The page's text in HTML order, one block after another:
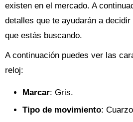
existen en el mercado. A
detalles que te ayudarán a
que estás buscando.
A continuación puedes ver las
reloj:
Marcar: Gris.
Tipo de movimiento: